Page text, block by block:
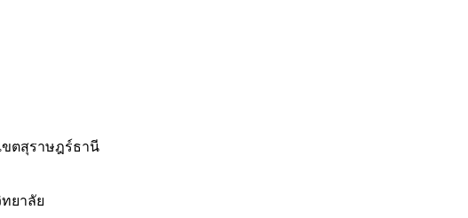
ขตสุราษฎร์ธานี
ยาลัย